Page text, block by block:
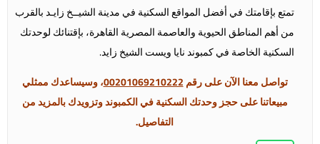
تمتع بإقامتك في أفضل المواقع السكنية في مدينة الشيــخ زايـد بالقرب
من أهم المناطق الحيوية والعاصمة المصرية القاهرة، بإقتنائك لوحدتك
السكنية الخاصة في كمبوند نايا ويست الشيخ زايد.
تواصل معنا الآن على رقم00201069210222، وسيساعدك ممثلي
مبيعاتنا على حجز وحدتك السكنية في الكمبوند وتزويدك بالمزيد من
التفاصيل.